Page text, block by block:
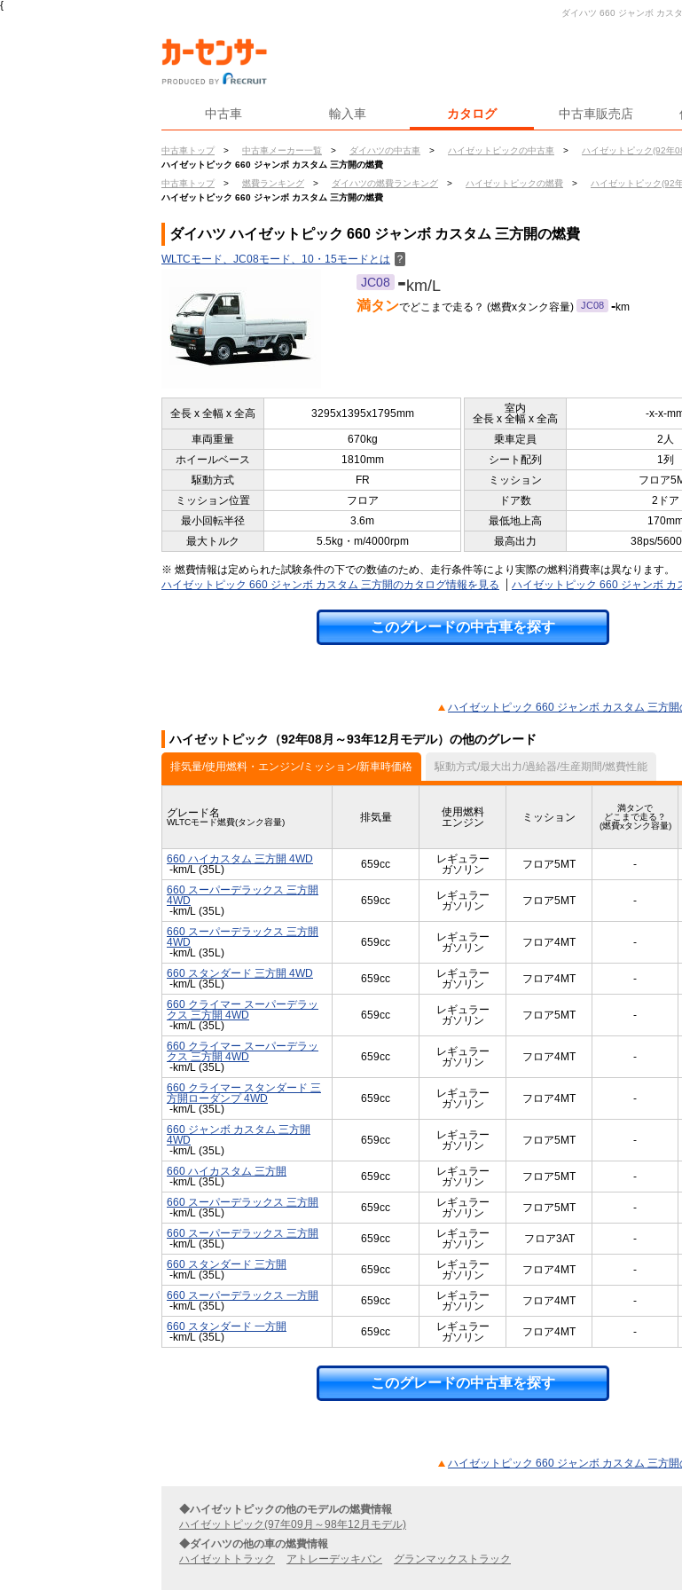
{
中古車 輸入車 カタログ 中古車販売店
中古車トップ > 中古車メーカー一覧 > ダイハツの中古車 > ハイゼットピックの中古車 > ハイゼットピック(92年
ハイゼットピック 660 ジャンボ カスタム 三方開の燃費
中古車トップ
> 燃費ランキング > ダイハツの燃費ランキング > ハイゼットピックの燃費 > ハイゼットピック(92
ハイゼットピック 660 ジャンボ カスタム 三方開の燃費
ダイハツ 660 ジャンボ カス
ダイハツ ハイゼットピック 660 ジャンボ カスタム 三方開の燃費
WLTCモード、JC08モード、10・15モードとは ？
JC08 -km/L
満タンでどこまで走る？ (燃費xタンク容量) JC08 -km
全長 x 全幅 x 全高 3295x1395x1795mm
室内
全長 x 全幅 x 全高
-x-x-
車両重量 670kg 乗車定員
2人
ホイールベース
1810mm シート配列
1列
駆動方式
FR ミッション
フロア
ミッション位置
フロア ドア数
2ドア
最小回転半径
3.6m 最低地上高
最大トルク
5.5kg・m/4000rpm 最高出力 38ps/
※ 燃費情報は定められた試験条件の下での数値のため、走行条件等により実際の燃料消費率は異なります。
ハイゼットピック 660 ジャンボ カスタム 三方開のカタログ情報を見る
ハイゼットピック 660 ジャンボ カ
このグレードの中古車を探す
ハイゼットピック 660 ジャンボ カスタム 三方
ハイゼットピック（92年08月～93年12月モデル）の他のグレード
排気量/使用燃料・エンジン/ミッション/新車時価格 駆動方式/最大出力/過給器/生産期間/燃費性能
グレード名
WLTCモード燃費(タンク容量) 排気量
使用燃料
エンジン
ミッション
満タンで
どこまで走る？
(燃費xタンク容量)
660 ハイカスタム 三方開 4WD
-km/L (35L)
659cc
レギュラー
ガソリン
フロア5MT -
660 スーパーデラックス 三方開
4WD
-km/L (35L)
659cc
レギュラー
ガソリン
フロア5MT -
660 スーパーデラックス 三方開
4WD
-km/L (35L)
659cc
レギュラー
ガソリン
フロア4MT -
660 スタンダード 三方開 4WD
-km/L (35L)
659cc
レギュラー
ガソリン
フロア4MT -
660 クライマー スーパーデラッ
クス 三方開 4WD
-km/L (35L)
659cc
レギュラー
ガソリン
フロア5MT -
660 クライマー スーパーデラッ
クス 三方開 4WD
-km/L (35L)
659cc
レギュラー
ガソリン
フロア4MT -
660 クライマー スタンダード 三
方開ローダンプ 4WD
-km/L (35L)
659cc
レギュラー
ガソリン
フロア4MT -
660 ジャンボ カスタム 三方開
4WD
-km/L (35L)
659cc
レギュラー
ガソリン
フロア5MT -
660 ハイカスタム 三方開
-km/L (35L)
659cc
レギュラー
ガソリン
フロア5MT -
660 スーパーデラックス 三方開
-km/L (35L)
659cc
レギュラー
ガソリン
フロア5MT -
660 スーパーデラックス 三方開
-km/L (35L)
659cc
レギュラー
ガソリン
フロア3AT -
660 スタンダード 三方開
-km/L (35L)
659cc
レギュラー
ガソリン
フロア4MT -
660 スーパーデラックス 一方開
-km/L (35L)
659cc
レギュラー
ガソリン
フロア4MT -
660 スタンダード 一方開
-km/L (35L)
659cc
レギュラー
ガソリン
フロア4MT -
このグレードの中古車を探す
ハイゼットピック 660 ジャンボ カスタム 三方
◆ハイゼットピックの他のモデルの燃費情報
ハイゼットピック(97年09月～98年12月モデル)
◆ダイハツの他の車の燃費情報
ハイゼットトラック
アトレーデッキバン グランマックストラック